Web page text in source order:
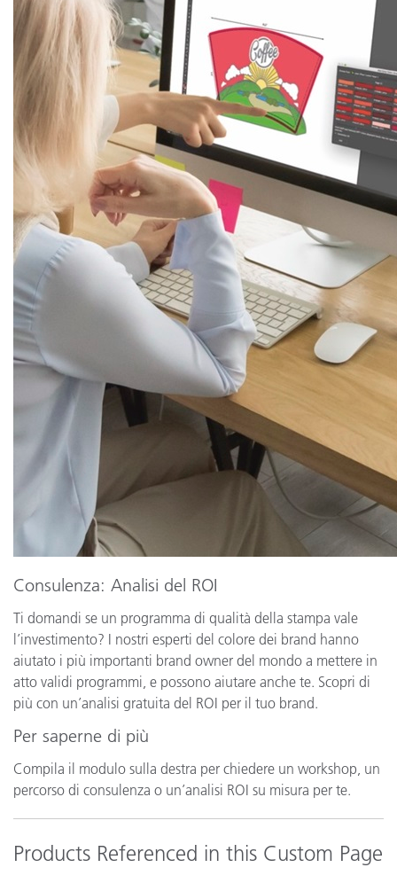
Consulenza: Analisi del ROI
Ti domandi se un programma di qualità della stampa vale
l’investimento? I nostri esperti del colore dei brand hanno
aiutato i più importanti brand owner del mondo a mettere in
atto validi programmi, e possono aiutare anche te. Scopri di
più con un’analisi gratuita del ROI per il tuo brand.
Per saperne di più
Compila il modulo sulla destra per chiedere un workshop, un
percorso di consulenza o un’analisi ROI su misura per te.
Products Referenced in this Custom Page